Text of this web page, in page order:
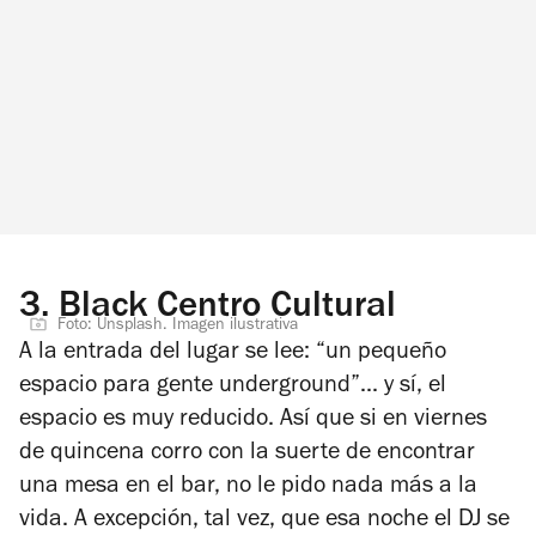
3. Black Centro Cultural
Foto: Unsplash. Imagen ilustrativa
A la entrada del lugar se lee: “un pequeño
espacio para gente underground”... y sí, el
espacio es muy reducido. Así que si en viernes
de quincena corro con la suerte de encontrar
una mesa en el bar, no le pido nada más a la
vida. A excepción, tal vez, que esa noche el DJ se